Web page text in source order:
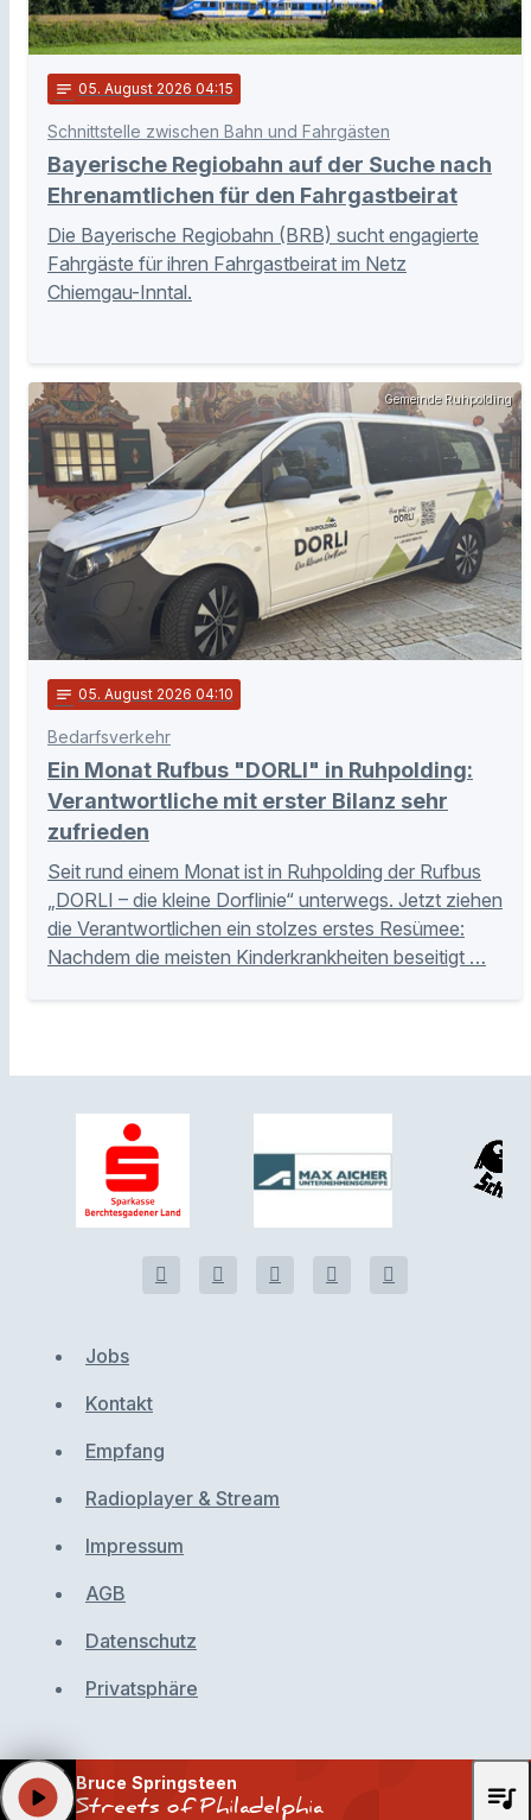
notes 05. August 2026 04:15
Schnittstelle zwischen Bahn und Fahrgästen
Bayerische Regiobahn auf der Suche nach
Ehrenamtlichen für den Fahrgastbeirat
Die Bayerische Regiobahn (BRB) sucht engagierte
Fahrgäste für ihren Fahrgastbeirat im Netz
Chiemgau-Inntal.
Gemeinde Ruhpolding
notes 05. August 2026 04:10
Bedarfsverkehr
Ein Monat Rufbus "DORLI" in Ruhpolding:
Verantwortliche mit erster Bilanz sehr
zufrieden
Seit rund einem Monat ist in Ruhpolding der Rufbus
„DORLI – die kleine Dorflinie“ unterwegs. Jetzt ziehen
die Verantwortlichen ein stolzes erstes Resümee:
Nachdem die meisten Kinderkrankheiten beseitigt …
Jobs
Kontakt
Empfang
Radioplayer & Stream
Impressum
AGB
Datenschutz
Privatsphäre
Bruce Springsteen
Streets of Philadelphia
play_arrow queue_music